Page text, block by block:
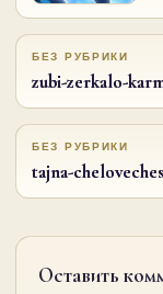
БЕЗ РУБРИКИ
zubi-zerkalo-
БЕЗ РУБРИКИ
tajna-
Оставить